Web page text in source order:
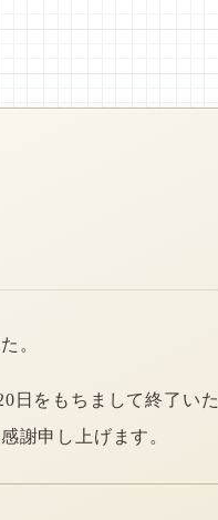
。
日をもちまして終了いた
謝申し上げます。